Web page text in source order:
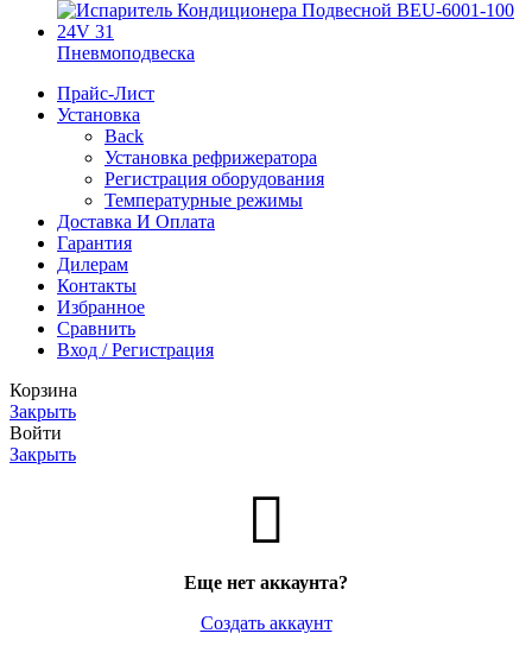
Пневмоподвеска
Прайс-Лист
Установка
Back
Установка рефрижератора
Регистрация оборудования
Температурные режимы
Доставка И Оплата
Гарантия
Дилерам
Контакты
Избранное
Сравнить
Вход / Регистрация
Корзина
Закрыть
Войти
Закрыть
Еще нет аккаунта?
Создать аккаунт